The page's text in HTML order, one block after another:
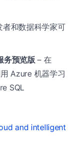
和数据科学家可
务预览版 – 在
Azure 机器学习
SQL
and intelligent